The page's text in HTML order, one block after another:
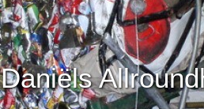
Daniëls